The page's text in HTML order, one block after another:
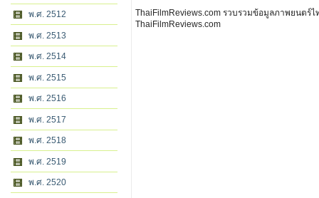
พ.ศ. 2512
พ.ศ. 2513
พ.ศ. 2514
พ.ศ. 2515
พ.ศ. 2516
พ.ศ. 2517
พ.ศ. 2518
พ.ศ. 2519
พ.ศ. 2520
ThaiFilmReviews.com รวบรวมข้อมูลภาพยนตร์
ThaiFilmReviews.com